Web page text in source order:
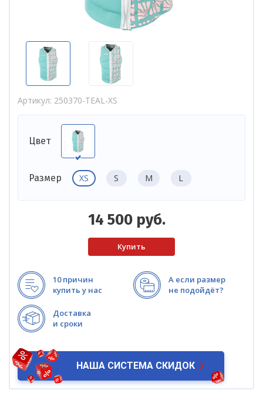
Артикул 250370-TEAL-XS
Цвет
Размер XS S M L
14 500 руб.
10 причин
купить у нас
А если размер
не подойдёт?
Доставка
и сроки
НАША СИСТЕМА СКИДОК